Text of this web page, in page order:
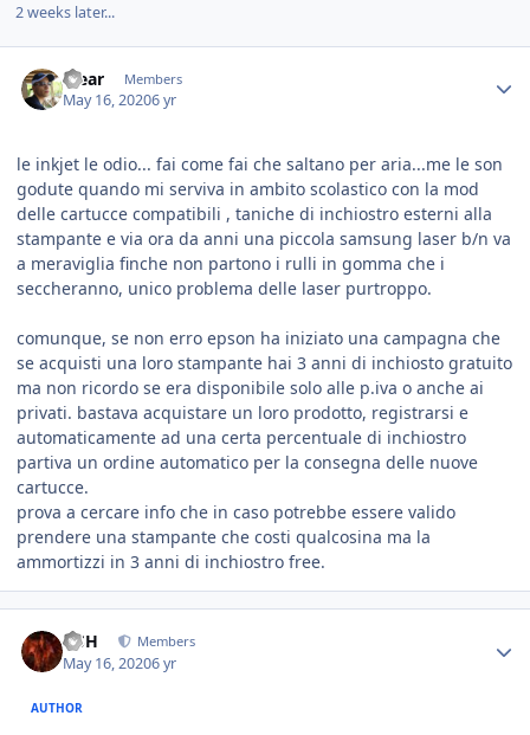
2 weeks later...
Yjear Members
May 16, 20206 yr
le inkjet le odio... fai come fai che saltano per aria...me le son
godute quando mi serviva in ambito scolastico con la mod
delle cartucce compatibili , taniche di inchiostro esterni alla
stampante e via ora da anni una piccola samsung laser b/n va
a meraviglia finche non partono i rulli in gomma che i
seccheranno, unico problema delle laser purtroppo.
comunque, se non erro epson ha iniziato una campagna che
se acquisti una loro stampante hai 3 anni di inchiosto gratuito
ma non ricordo se era disponibile solo alle p.iva o anche ai
privati. bastava acquistare un loro prodotto, registrarsi e
automaticamente ad una certa percentuale di inchiostro
partiva un ordine automatico per la consegna delle nuove
cartucce.
prova a cercare info che in caso potrebbe essere valido
prendere una stampante che costi qualcosina ma la
ammortizzi in 3 anni di inchiostro free.
HSH Members
May 16, 20206 yr
AUTHOR